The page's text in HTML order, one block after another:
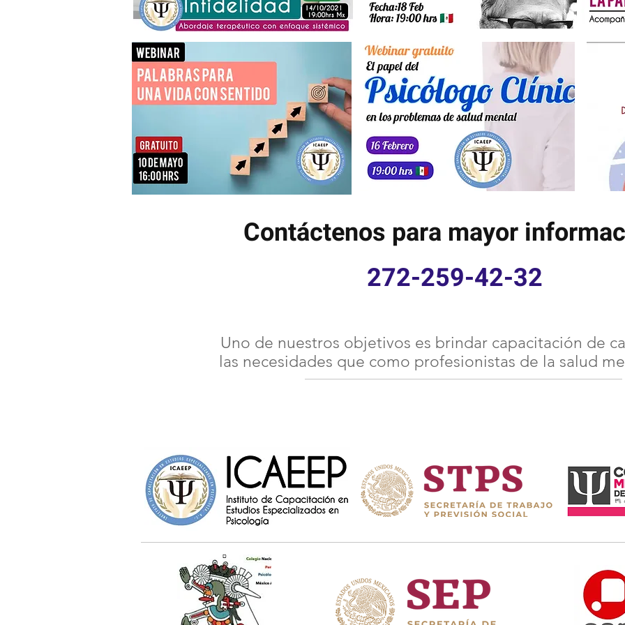
Contáctenos para mayor
272-259-42-32
Uno de nuestros objetivos es brindar capacitación de
las necesidades que como profesionistas de la salud